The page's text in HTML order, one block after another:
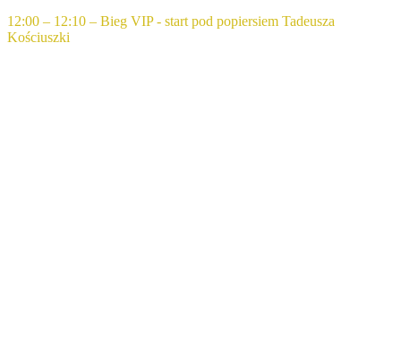
12:00 – 12:10 – Bieg VIP - start pod popiersiem Tadeusza
Kościuszki